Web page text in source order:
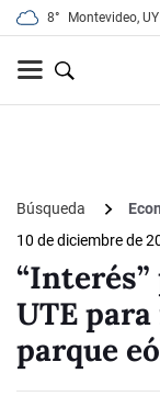
8° Montevideo, UY
Búsqueda
10 de diciembre de
UTE
parque